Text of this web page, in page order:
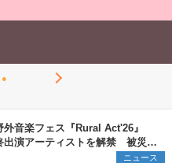
音楽フェス『Rural Act'26』
出演アーティストを解禁 被災地
始動も発表
ニュース